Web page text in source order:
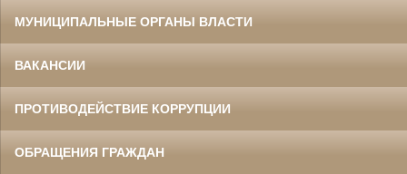
МУНИЦИПАЛЬНЫЕ ОРГАНЫ ВЛАСТИ
ВАКАНСИИ
ПРОТИВОДЕЙСТВИЕ КОРРУПЦИИ
ОБРАЩЕНИЯ ГРАЖДАН